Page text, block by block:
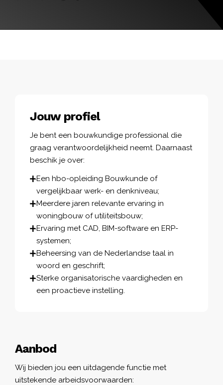
Aanbod
Wij bieden jou een uitdagende functie met
uitstekende arbeidsvoorwaarden:
Jouw profiel
Je bent een bouwkundige professional die
graag verantwoordelijkheid neemt. Daarnaast
beschik je over:
Een hbo-opleiding Bouwkunde of
vergelijkbaar werk- en denkniveau;
Meerdere jaren relevante ervaring in
woningbouw of utiliteitsbouw;
Ervaring met CAD, BIM-software en ERP-
systemen;
Beheersing van de Nederlandse taal in
woord en geschrift;
Sterke organisatorische vaardigheden en
een proactieve instelling.